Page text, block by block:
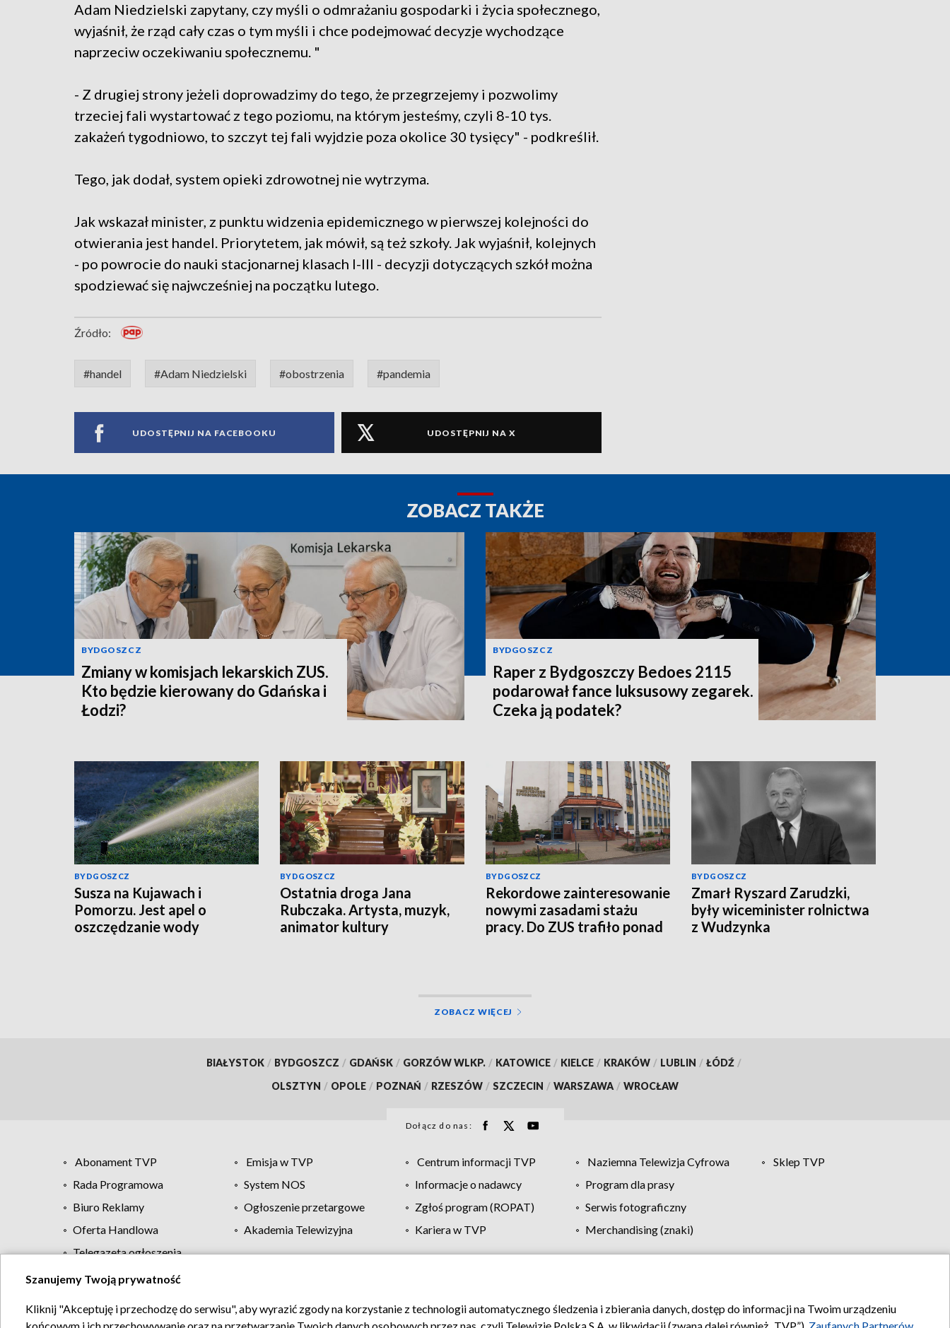
Adam Niedzielski zapytany, czy myśli o odmrażaniu gospodarki i życia społecznego,
wyjaśnił, że rząd cały czas o tym myśli i chce podejmować decyzje wychodzące
naprzeciw oczekiwaniu społecznemu. "
- Z drugiej strony jeżeli doprowadzimy do tego, że przegrzejemy i pozwolimy
trzeciej fali wystartować z tego poziomu, na którym jesteśmy, czyli 8-10 tys.
zakażeń tygodniowo, to szczyt tej fali wyjdzie poza okolice 30 tysięcy" - podkreślił.
Tego, jak dodał, system opieki zdrowotnej nie wytrzyma.
Jak wskazał minister, z punktu widzenia epidemicznego w pierwszej kolejności do
otwierania jest handel. Priorytetem, jak mówił, są też szkoły. Jak wyjaśnił, kolejnych
- po powrocie do nauki stacjonarnej klasach I-III - decyzji dotyczących szkół można
spodziewać się najwcześniej na początku lutego.
Źródło:
#handel #Adam Niedzielski #obostrzenia #pandemia
UDOSTĘPNIJ NA FACEBOOKU UDOSTĘPNIJ NA X
ZOBACZ TAKŻE
BYDGOSZCZ
Zmiany w komisjach lekarskich ZUS.
Kto będzie kierowany do Gdańska i
Łodzi?
BYDGOSZCZ
Raper z Bydgoszczy Bedoes 2115
podarował fance luksusowy zegarek.
Czeka ją podatek?
BYDGOSZCZ
Susza na Kujawach i
Pomorzu. Jest apel o
oszczędzanie wody
BYDGOSZCZ
Ostatnia droga Jana
Rubczaka. Artysta, muzyk,
animator kultury
BYDGOSZCZ
Rekordowe zainteresowanie
nowymi zasadami stażu
pracy. Do ZUS trafiło ponad
BYDGOSZCZ
Zmarł Ryszard Zarudzki,
były wiceminister rolnictwa
z Wudzynka
ZOBACZ WIĘCEJ
BIAŁYSTOK / BYDGOSZCZ / GDAŃSK / GORZÓW WLKP. / KATOWICE / KIELCE / KRAKÓW / LUBLIN / ŁÓDŹ /
OLSZTYN / OPOLE / POZNAŃ / RZESZÓW / SZCZECIN / WARSZAWA / WROCŁAW
Dołącz do nas:
Abonament TVP Emisja w TVP Centrum informacji TVP Naziemna Telewizja Cyfrowa
Sklep TVP
Rada Programowa
System NOS Informacje o nadawcy
Program dla prasy
Biuro Reklamy
Ogłoszenie przetargowe Zgłoś program (ROPAT)
Serwis fotograficzny
Oferta Handlowa
Akademia Telewizyjna Kariera w TVP
Merchandising (znaki)
Telegazeta ogłoszenia
Regulamin TVP Polityka prywatności Moje zgody Pomoc Biuro reklamy Kontakt
Szanujemy Twoją prywatność
Kliknij "Akceptuję i przechodzę do serwisu", aby wyrazić zgody na korzystanie z technologii automatycznego śledzenia i zbierania danych, dostęp do informacji na Twoim urządzeniu